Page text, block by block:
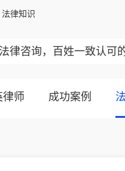
法律知识
律咨询，百姓一致认可
律师 成功案例